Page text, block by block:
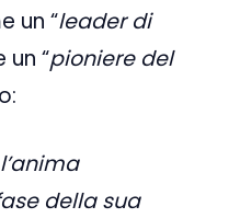
un “leader di
un “pioniere del
della sua